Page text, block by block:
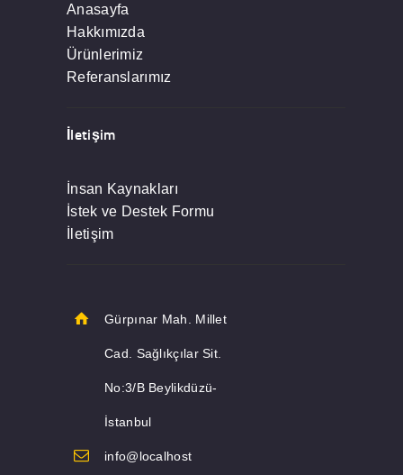
Anasayfa
Hakkımızda
Ürünlerimiz
Referanslarımız
İletişim
İnsan Kaynakları
İstek ve Destek Formu
İletişim
Gürpınar Mah. Millet
Cad. Sağlıkçılar Sit.
No:3/B Beylikdüzü-
İstanbul
info@localhost